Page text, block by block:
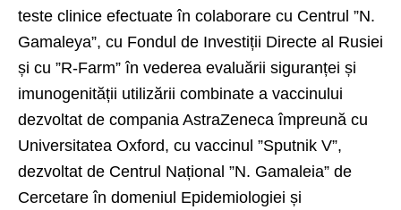
teste clinice efectuate în colaborare cu Centrul ”N.
Gamaleya”, cu Fondul de Investiții Directe al Rusiei
și cu ”R-Farm” în vederea evaluării siguranței și
imunogenității utilizării combinate a vaccinului
dezvoltat de compania AstraZeneca împreună cu
Universitatea Oxford, cu vaccinul ”Sputnik V”,
dezvoltat de Centrul Național ”N. Gamaleia” de
Cercetare în domeniul Epidemiologiei și